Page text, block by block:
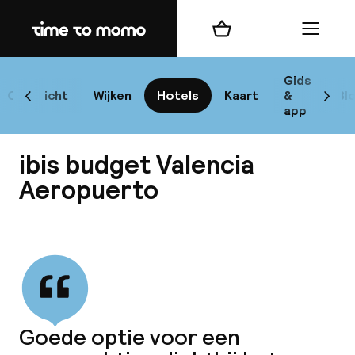
Home
Overzicht Wijken Hotels Kaart
Gids
&
app
Scroll naar links
Winkelmand Menu
ibis budget Valencia
Aeropuerto
Goede optie voor een